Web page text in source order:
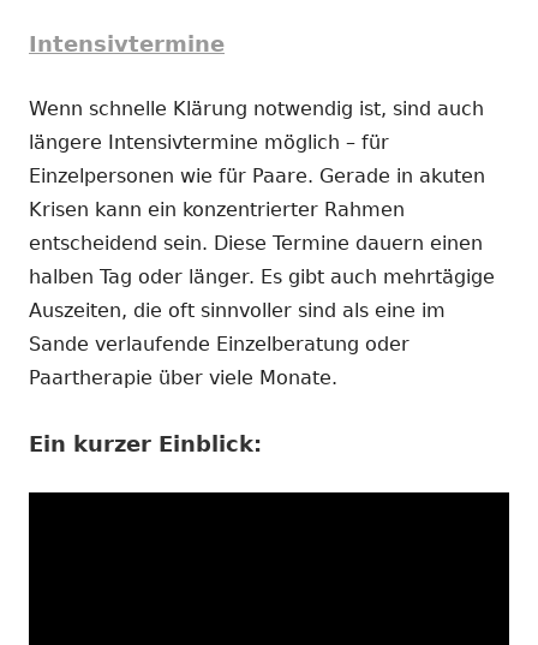
Intensivtermine
Wenn schnelle Klärung notwendig ist, sind auch
längere Intensivtermine möglich – für
Einzelpersonen wie für Paare. Gerade in akuten
Krisen kann ein konzentrierter Rahmen
entscheidend sein. Diese Termine dauern einen
halben Tag oder länger. Es gibt auch mehrtägige
Auszeiten, die oft sinnvoller sind als eine im
Sande verlaufende Einzelberatung oder
Paartherapie über viele Monate.
Ein kurzer Einblick: